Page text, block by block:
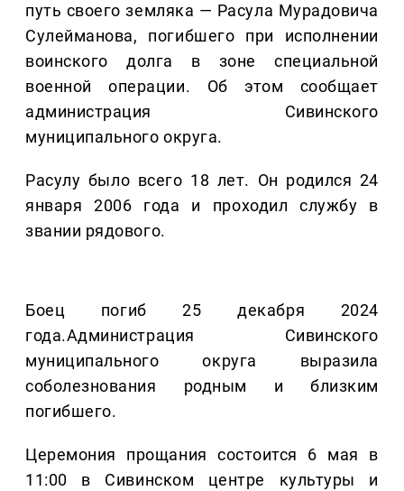
путь своего земляка — Расула Мурадовича
Сулейманова, погибшего при исполнении
воинского долга в зоне специальной
военной операции. Об этом сообщает
администрация Сивинского
муниципального округа.
Расулу было всего 18 лет. Он родился 24
января 2006 года и проходил службу в
звании рядового.
Боец погиб 25 декабря 2024
года.Администрация Сивинского
муниципального округа выразила
соболезнования родным и близким
погибшего.
Церемония прощания состоится 6 мая в
11:00 в Сивинском центре культуры и